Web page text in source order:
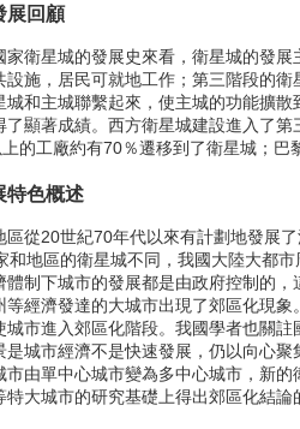
展回顧
星城的發展史來看，衛星城的發展
設施，居民可就地工作；第三階段的
城和主城聯繫起來，使主城的功能擴
了顯著成績。西方衛星城建設進入了
的工廠約有70％遷移到了衛星城；巴
特色概述
20世紀70年代以來有計劃地發展了
和地區的衛星城不同，我國大陸大都
體制下城市的發展都是由政府控制的，
等經濟發達的大城市出現了郊區化現象。
城市進入郊區化階段。我國學者也關註
是城市經濟不是快速發展，仍以向心
市由單中心城市變為多中心城市，新
大城市的研究基礎上得出郊區化結論